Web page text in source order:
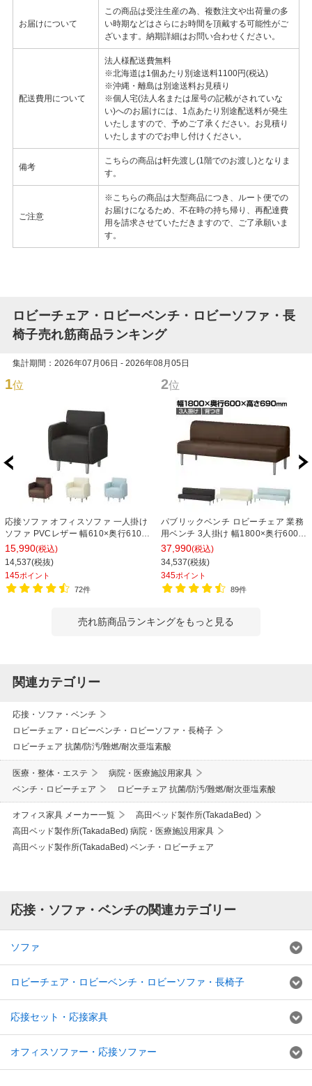
お届けについて
この商品は受注生産の為、複数注文や出荷量の多
い時期などはさらにお時間を頂戴する可能性がご
ざいます。納期詳細はお問い合わせください。
配送費用について
法人様配送費無料
※北海道は1個あたり別途送料1100円(税込)
※沖縄・離島は別途送料お見積り
※個人宅(法人名または屋号の記載がされていな
い)へのお届けには、1点あたり別途配送料が発生
いたしますので、予めご了承ください。お見積り
いたしますのでお申し付けください。
備考
こちらの商品は軒先渡し(1階でのお渡し)となりま
す。
ご注意
※こちらの商品は大型商品につき、ルート便での
お届けになるため、不在時の持ち帰り、再配達費
用を請求させていただきますので、ご了承願いま
す。
ロビーチェア・ロビーベンチ・ロビーソファ・長
椅子売れ筋商品ランキング
集計期間：2026年07月06日 - 2026年08月05日
1位
応接ソファ オフィスソファ 一人掛け
ソファ PVCレザー 幅610×奥行610×
高さ710mm ベルセア
15,990(税込)
14,537(税抜)
145ポイント
72件
2位
パブリックベンチ ロビーチェア 業務
用ベンチ 3人掛け 幅1800×奥行600×
高さ690×座高400mm 背つき レザー
37,990(税込)
34,537(税抜)
345ポイント
89件
売れ筋商品ランキングをもっと見る
関連カテゴリー
応接・ソファ・ベンチ
ロビーチェア・ロビーベンチ・ロビーソファ・長椅子
ロビーチェア 抗菌/防汚/難燃/耐次亜塩素酸
医療・整体・エステ
病院・医療施設用家具
ベンチ・ロビーチェア
ロビーチェア 抗菌/防汚/難燃/耐次亜塩素酸
オフィス家具 メーカー一覧
高田ベッド製作所(TakadaBed)
高田ベッド製作所(TakadaBed) 病院・医療施設用家具
高田ベッド製作所(TakadaBed) ベンチ・ロビーチェア
応接・ソファ・ベンチの関連カテゴリー
ソファ
ロビーチェア・ロビーベンチ・ロビーソファ・長椅子
応接セット・応接家具
オフィスソファー・応接ソファー